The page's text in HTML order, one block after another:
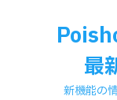
最
新機能の